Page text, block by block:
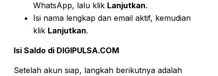
WhatsApp, lalu klik Lanjutkan.
Isi nama lengkap dan email aktif, kemudian
klik Lanjutkan.
Isi Saldo di DIGIPULSA.COM
Setelah akun siap, langkah berikutnya adalah